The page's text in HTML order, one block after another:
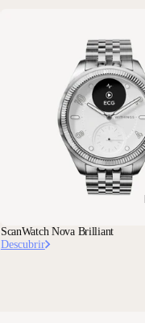
ScanWatch Nova Brilliant
Descubrir